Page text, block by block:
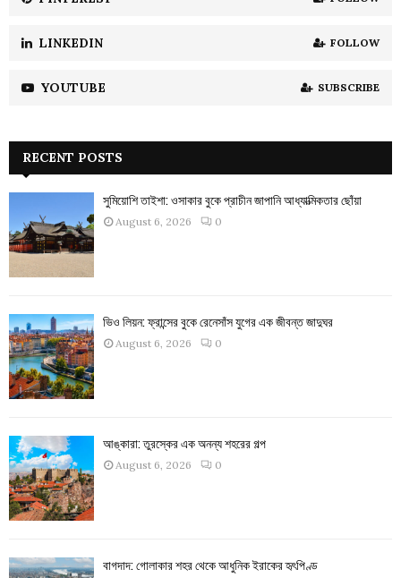
LINKEDIN FOLLOW
YOUTUBE SUBSCRIBE
RECENT POSTS
সুমিয়োশি তাইশা: ওসাকার বুকে প্রাচীন জাপানি আধ্যাত্মিকতার ছোঁয়া
August 6, 2026 0
ভিও লিয়ন: ফ্রান্সের বুকে রেনেসাঁস যুগের এক জীবন্ত জাদুঘর
August 6, 2026 0
আঙ্কারা: তুরস্কের এক অনন্য শহরের গল্প
August 6, 2026 0
বাগদাদ: গোলাকার শহর থেকে আধুনিক ইরাকের হৃৎপিণ্ড